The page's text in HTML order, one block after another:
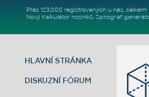
Přes 123.000 registrovaných u nás, celkem
Nový Kalkulátor nosníků, Spirograf
HLAVNÍ STRÁNKA
DISKUZNÍ FÓRUM